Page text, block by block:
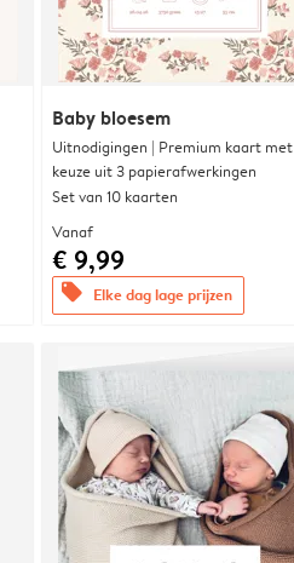
Baby bloesem
Uitnodigingen | Premium kaart met
keuze uit 3 papierafwerkingen
Set van 10 kaarten
Vanaf
€ 9,99
offers Elke dag lage prijzen